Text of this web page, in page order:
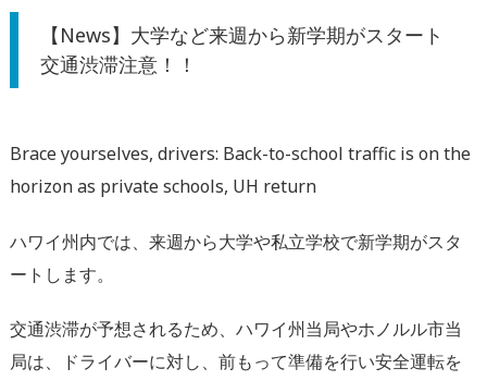
【News】大学など来週から新学期がスタート
交通渋滞注意！！
Brace yourselves, drivers: Back-to-school traffic is on the
horizon as private schools, UH return
ハワイ州内では、来週から大学や私立学校で新学期がスタ
ートします。
交通渋滞が予想されるため、ハワイ州当局やホノルル市当
局は、ドライバーに対し、前もって準備を行い安全運転を